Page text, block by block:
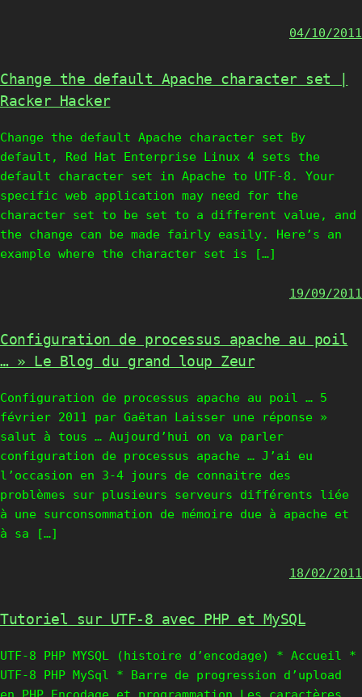
04/10/2011
Change the default Apache character set |
Racker Hacker
Change the default Apache character set By
default, Red Hat Enterprise Linux 4 sets the
default character set in Apache to UTF-8. Your
specific web application may need for the
character set to be set to a different value, and
the change can be made fairly easily. Here’s an
example where the character set is […]
19/09/2011
Configuration de processus apache au poil
… » Le Blog du grand loup Zeur
Configuration de processus apache au poil … 5
février 2011 par Gaëtan Laisser une réponse »
salut à tous … Aujourd’hui on va parler
configuration de processus apache … J’ai eu
l’occasion en 3-4 jours de connaitre des
problèmes sur plusieurs serveurs différents liée
à une surconsommation de mémoire due à apache et
à sa […]
18/02/2011
Tutoriel sur UTF-8 avec PHP et MySQL
UTF-8 PHP MYSQL (histoire d’encodage) * Accueil *
UTF-8 PHP MySql * Barre de progression d’upload